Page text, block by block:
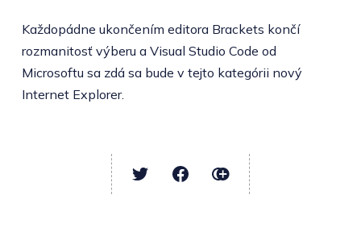
Každopádne ukončením editora Brackets končí
rozmanitosť výberu a Visual Studio Code od
Microsoftu sa zdá sa bude v tejto kategórii nový
Internet Explorer.